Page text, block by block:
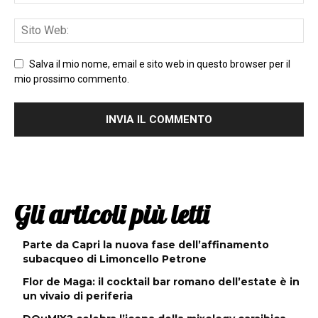
Salva il mio nome, email e sito web in questo browser per il
mio prossimo commento.
Gli articoli più letti
Parte da Capri la nuova fase dell’affinamento
subacqueo di Limoncello Petrone
Flor de Maga: il cocktail bar romano dell’estate è in
un vivaio di periferia